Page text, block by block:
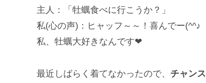
主人：「牡蠣食べに行こうか？」
私(心の声)：ヒャッフ～～！喜んでー(^^♪
私、牡蠣大好きなんです❤
最近しばらく着てなかったので、 チャンス